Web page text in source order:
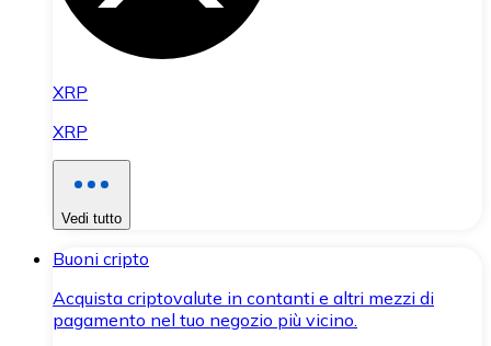
XRP
XRP
Vedi tutto
Buoni cripto
Acquista criptovalute in contanti e altri mezzi di
pagamento nel tuo negozio più vicino.